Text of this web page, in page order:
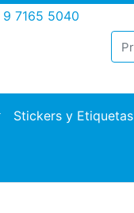
7165 5040
Stickers y Etiquetas